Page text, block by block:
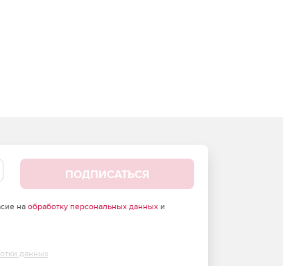
ПОДПИСАТЬСЯ
на обработку персональных данныхи
данных